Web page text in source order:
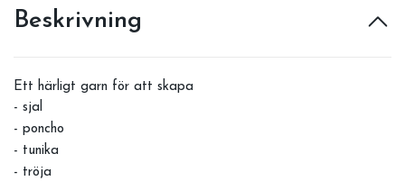
Beskrivning
Ett härligt garn för att skapa
- sjal
- poncho
- tunika
- tröja